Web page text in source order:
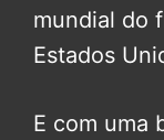
mundial do
Estados
E com uma